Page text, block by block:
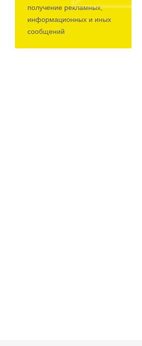
получение рекламных,
информационных и иных
сообщений